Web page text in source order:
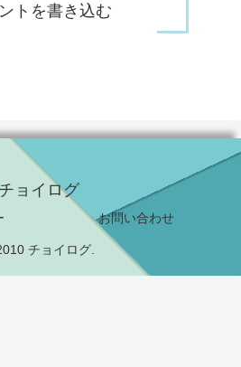
トを書き込む
チョイログ
お問い合わせ
チョイログ.